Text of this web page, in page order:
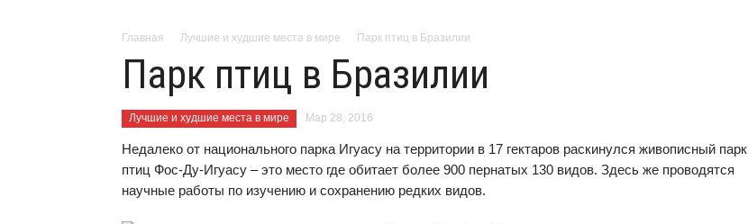
Главная Лучшие и худшие места в мире Парк птиц в Бразилии
Парк птиц в Бразилии
Лучшие и худшие места в мире Мар 28, 2016
Недалеко от национального парка Игуасу на территории в 17 гектаров раскинулся живописный парк
птиц Фос-Ду-Игуасу – это место где обитает более 900 пернатых 130 видов. Здесь же проводятся
научные работы по изучению и сохранению редких видов.